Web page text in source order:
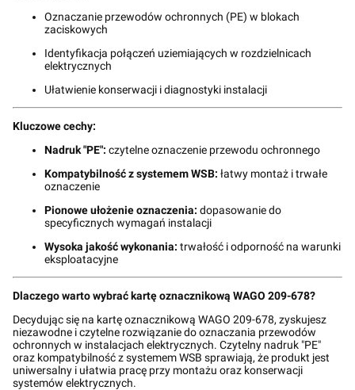
Oznaczanie przewodów ochronnych (PE) w blokach
zaciskowych
Identyfikacja połączeń uziemiających w rozdzielnicach
elektrycznych
Ułatwienie konserwacji i diagnostyki instalacji
Kluczowe cechy:
Nadruk "PE": czytelne oznaczenie przewodu ochronnego
Kompatybilność z systemem WSB: łatwy montaż i trwałe
oznaczenie
Pionowe ułożenie oznaczenia: dopasowanie do
specyficznych wymagań instalacji
Wysoka jakość wykonania: trwałość i odporność na warunki
eksploatacyjne
Dlaczego warto wybrać kartę oznacznikową WAGO 209-678?
Decydując się na kartę oznacznikową WAGO 209-678, zyskujesz
niezawodne i czytelne rozwiązanie do oznaczania przewodów
ochronnych w instalacjach elektrycznych. Czytelny nadruk "PE"
oraz kompatybilność z systemem WSB sprawiają, że produkt jest
uniwersalny i ułatwia pracę przy montażu oraz konserwacji
systemów elektrycznych.